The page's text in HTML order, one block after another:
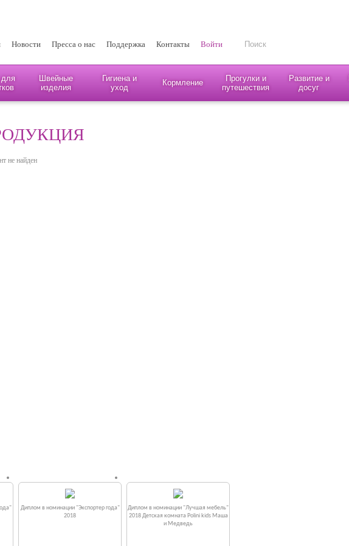
Новости Пресса о нас Поддержка Контакты Войти
Швейные
изделия
Гигиена и
уход
Кормление
Прогулки и
путешествия
Развитие и
досуг
не найден
Диплом в номинации "Экспортер года"
2018
Диплом в номинации "Лучшая мебель"
2018 Детская комната Polini kids Маша
и Медведь